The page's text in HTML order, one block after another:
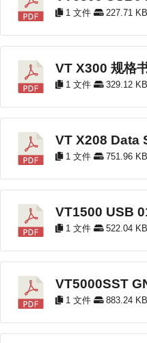
1 文件 227.71 KB
VT X300 规格
1 文件 329.12 KB
VT X208 Data
1 文件 751.96 KB
VT1500 USB
1 文件 522.04 KB
VT5000SST
1 文件 883.24 KB